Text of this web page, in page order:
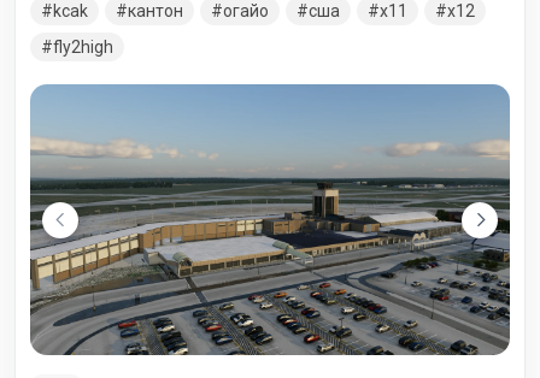
совместным управлением округов Саммит и Старк.
kcak кантон огайо сша x11
x12
fly2high